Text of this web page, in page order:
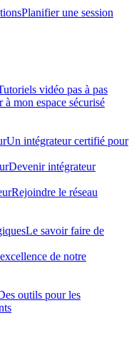
Planifier une session
vidéo pas à pas
à mon espace sécurisé
Un intégrateur certifié pour
Devenir intégrateur
Rejoindre le réseau
Le savoir faire de
de notre
outils pour les